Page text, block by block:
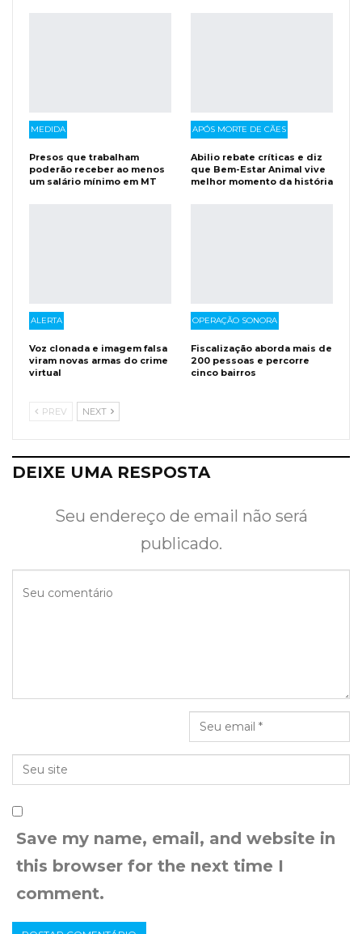
MEDIDA
Presos que trabalham
poderão receber ao menos
um salário mínimo em MT
APÓS MORTE DE CÃES
Abilio rebate críticas e diz
que Bem-Estar Animal vive
melhor momento da história
ALERTA
Voz clonada e imagem falsa
viram novas armas do crime
virtual
OPERAÇÃO SONORA
Fiscalização aborda mais de
200 pessoas e percorre
cinco bairros
PREV NEXT
DEIXE UMA RESPOSTA
Seu endereço de email não será
publicado.
Save my name, email, and website in
this browser for the next time I
comment.